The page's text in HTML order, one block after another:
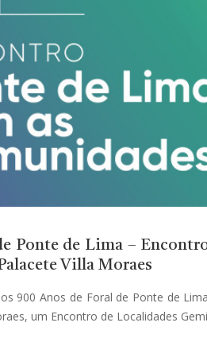
Ponte de Lima –
Villa Moraes
900 Anos de Foral de Ponte de
um Encontro de Localidades